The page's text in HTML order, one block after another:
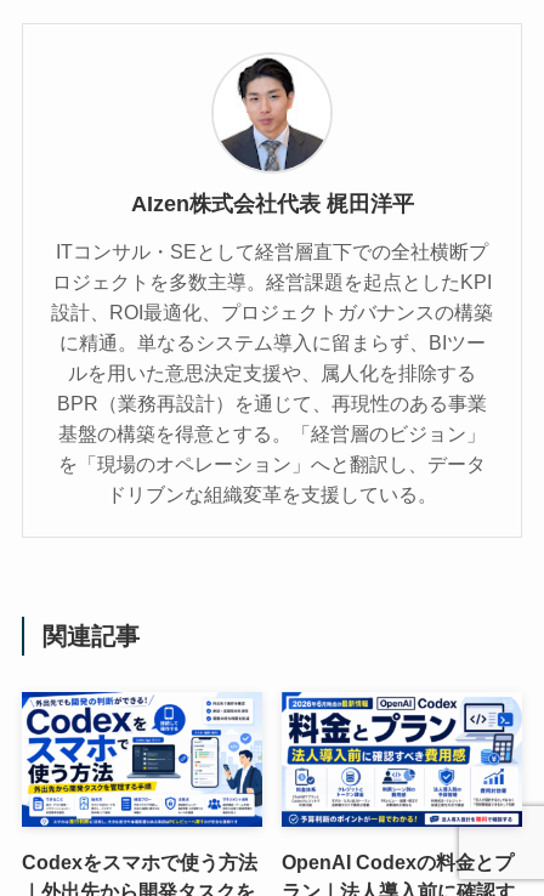
AIzen株式会社代表 梶田洋平
ITコンサル・SEとして経営層直下での全社横断プ
ロジェクトを多数主導。経営課題を起点としたKPI
設計、ROI最適化、プロジェクトガバナンスの構築
に精通。単なるシステム導入に留まらず、BIツー
ルを用いた意思決定支援や、属人化を排除する
BPR（業務再設計）を通じて、再現性のある事業
基盤の構築を得意とする。「経営層のビジョン」
を「現場のオペレーション」へと翻訳し、データ
ドリブンな組織変革を支援している。
関連記事
Codexをスマホで使う方法
｜外出先から開発タスクを
OpenAI Codexの料金とプ
ラン｜法人導入前に確認す